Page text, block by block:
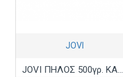
JOVI
JOVI ΠΗΛΟΣ 500γρ. ΚΑΦΕ 226.88